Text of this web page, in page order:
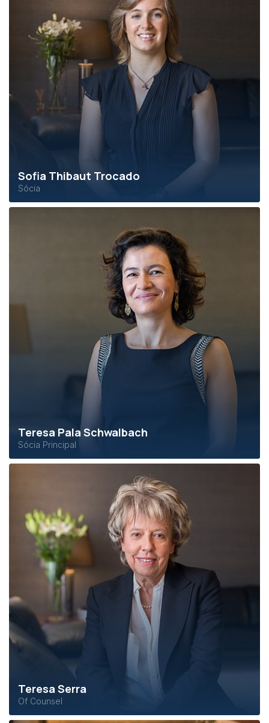
Sofia Thibaut Trocado
Sócia
Teresa Pala Schwalbach
Sócia Principal
Teresa Serra
Of Counsel